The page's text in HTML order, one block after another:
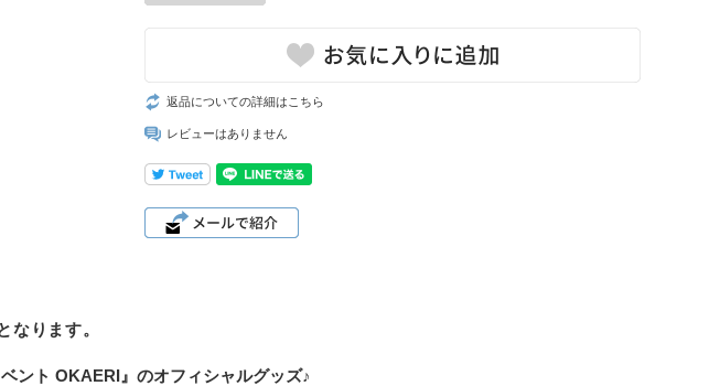
返品についての詳細はこちら
レビューはありません
ります。
ント OKAERI』のオフィシャルグッズ♪